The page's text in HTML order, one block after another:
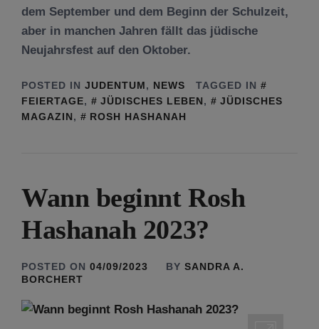
dem September und dem Beginn der Schulzeit,
aber in manchen Jahren fällt das jüdische
Neujahrsfest auf den Oktober.
POSTED IN JUDENTUM, NEWS
TAGGED IN
FEIERTAGE, JÜDISCHES LEBEN,
JÜDISCHES
MAGAZIN, ROSH HASHANAH
Wann beginnt Rosh
Hashanah 2023?
POSTED ON 04/09/2023 BY SANDRA A.
BORCHERT